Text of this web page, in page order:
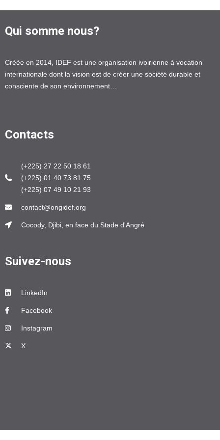
Qui somme nous?
Créée en 2014, IDEF est une organisation ivoirienne à vocation
internationale dont la vision est de créer une société durable et
consciente de son environnement…
Contacts
(+225) 27 22 50 18 61
(+225) 01 40 73 81 75
(+225) 07 49 10 21 93
contact@ongidef.org
Cocody, Djibi, en face du Stade d'Angré
Suivez-nous
LinkedIn
Facebook
Instagram
X